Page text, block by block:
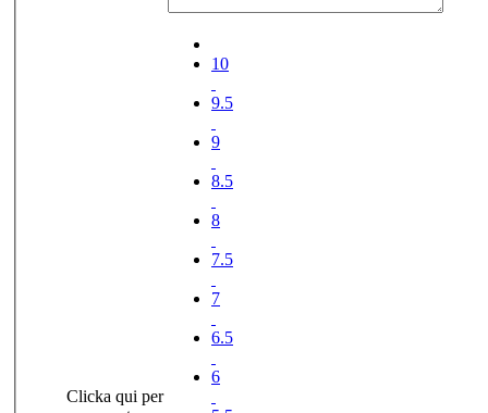
Clicka qui per
10
9.5
9
8.5
8
7.5
7
6.5
6